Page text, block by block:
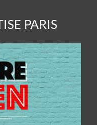
PARIS